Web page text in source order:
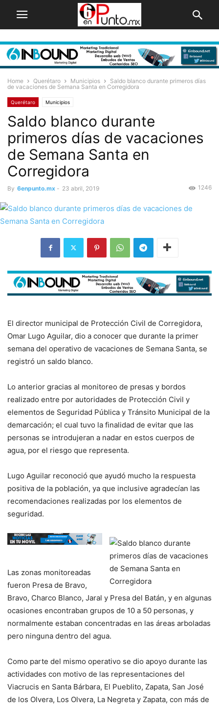
Home Querétaro Municipios
Saldo blanco durante primeros días
de vacaciones de Semana Santa en Corregidora
Querétaro Municipios
Saldo blanco durante
primeros días de vacaciones
de Semana Santa en
Corregidora
By 6enpunto.mx - 23 abril, 2019 1246
El director municipal de Protección Civil de Corregidora,
Omar Lugo Aguilar, dio a conocer que durante la primer
semana del operativo de vacaciones de Semana Santa, se
registró un saldo blanco.
Lo anterior gracias al monitoreo de presas y bordos
realizado entre por autoridades de Protección Civil y
elementos de Seguridad Pública y Tránsito Municipal de la
demarcación; el cual tuvo la finalidad de evitar que las
personas se introdujeran a nadar en estos cuerpos de
agua, por el riesgo que representa.
Lugo Aguilar reconoció que ayudó mucho la respuesta
positiva de la población, ya que inclusive agradecían las
recomendaciones realizadas por los elementos de
seguridad.
Las zonas monitoreadas
fueron Presa de Bravo,
Bravo, Charco Blanco, Jaral y Presa del Batán, y en algunas
ocasiones encontraban grupos de 10 a 50 personas, y
normalmente estaban concentradas en las áreas arboladas
pero ninguna dentro del agua.
Como parte del mismo operativo se dio apoyo durante las
actividades con motivo de las representaciones del
Viacrucis en Santa Bárbara, El Pueblito, Zapata, San José
de los Olvera, Los Olvera, La Negreta y Zapata, con más de